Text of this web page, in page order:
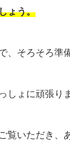
ょう。
、そろそろ準
しょに頑張り
覧いただき、